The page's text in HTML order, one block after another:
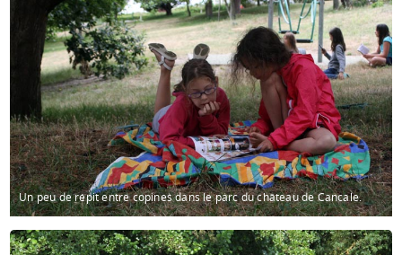
Un peu de répit entre copines dans le parc du château de Cancale.